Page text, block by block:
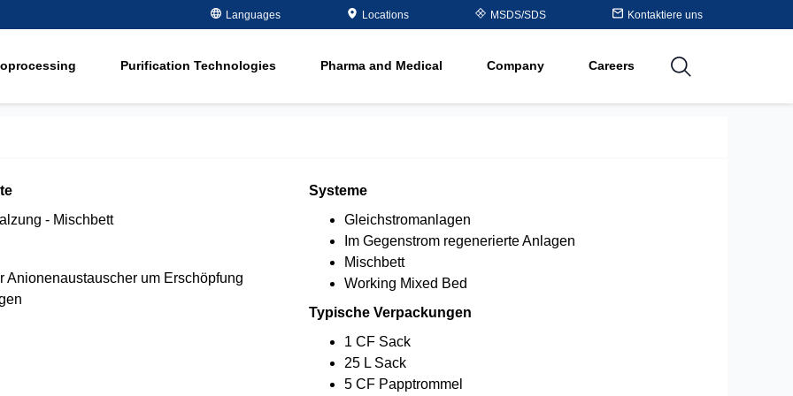
Languages Locations MSDS/SDS Kontaktiere uns
Purification Technologies Pharma and Medical Company Careers
Oil and Gas
Potable and Groundwater
Recovery
Softening
Water Purity Solutions
Table
- Mischbett
Anionenaustauscher um Erschöpfung
Systeme
Gleichstromanlagen
Im Gegenstrom regenerierte Anlagen
Mischbett
Working Mixed Bed
Typische Verpackungen
1 CF Sack
25 L Sack
5 CF Papptrommel